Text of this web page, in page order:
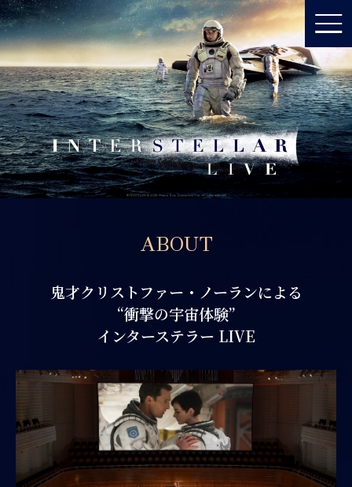
ABOUT
鬼才クリストファー・ノーランによる
“衝撃の宇宙体験”
インターステラー LIVE